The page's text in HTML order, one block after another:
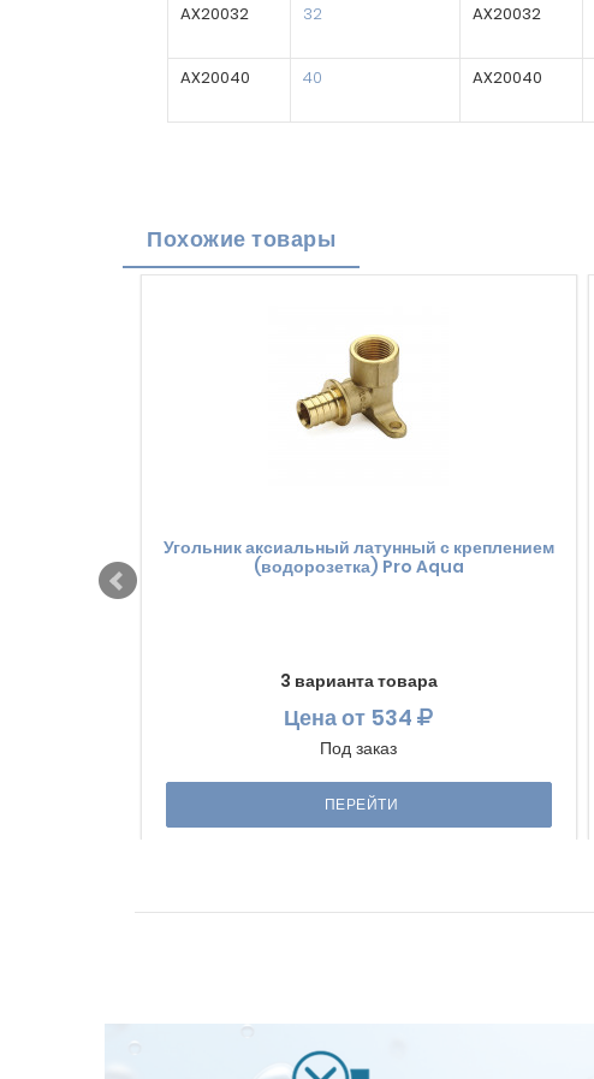
AX20032 32 AX20032
AX20040 40 AX20040
Похожие товары
Угольник аксиальный латунный с креплением
(водорозетка) Pro Aqua
3 варианта товара
Ценаот 534
Под заказ
ПЕРЕЙТИ